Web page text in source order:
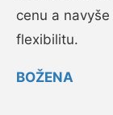
cenu a
flexibilitu.
BOŽENA